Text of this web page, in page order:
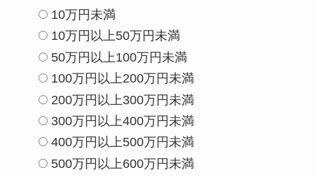
10万円未満
10万円以上50万円未満
50万円以上100万円未満
100万円以上200万円未満
200万円以上300万円未満
300万円以上400万円未満
400万円以上500万円未満
500万円以上600万円未満